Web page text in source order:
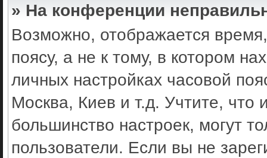
» На конференции
Возможно, отображается
поясу, а не к тому, в котором
личных настройках часовой
Москва, Киев и т.д. Учтите, что
большинство настроек, могут
пользователи. Если вы не